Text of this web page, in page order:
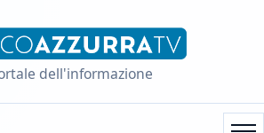
dell'informazione